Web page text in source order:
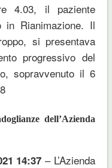
4.03, il paziente
in Rianimazione. Il
si presentava
progressivo del
sopravvenuto il 6
dell’Azienda
14:37 – L’Azienda